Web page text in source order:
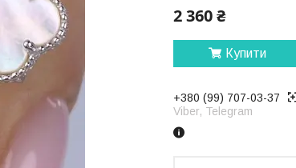
2 360 ₴
Купити
+380 (99) 707-03-37
Viber, Telegram